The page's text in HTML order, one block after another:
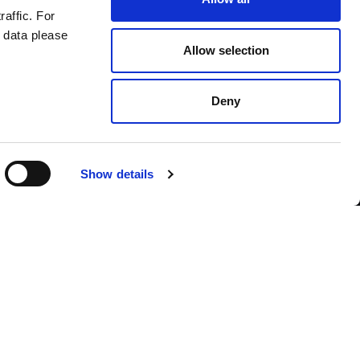
For
please
Show details
Allow selection
Deny